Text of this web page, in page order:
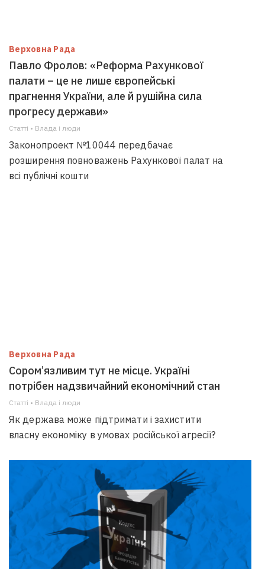
Верховна Рада
Павло Фролов: «Реформа Рахункової
палати – це не лише європейські
прагнення України, але й рушійна сила
прогресу держави»
Статті • Влада i люди
Законопроект №10044 передбачає
розширення повноважень Рахункової палат на
всі публічні кошти
Верховна Рада
Сором’язливим тут не місце. Україні
потрібен надзвичайний економічний стан
Статті • Влада i люди
Як держава може підтримати і захистити
власну економіку в умовах російської агресії?